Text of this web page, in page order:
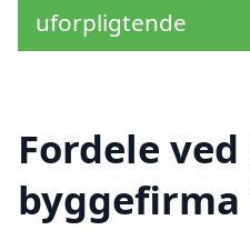
uforpligtende
Fordele
byggefirma